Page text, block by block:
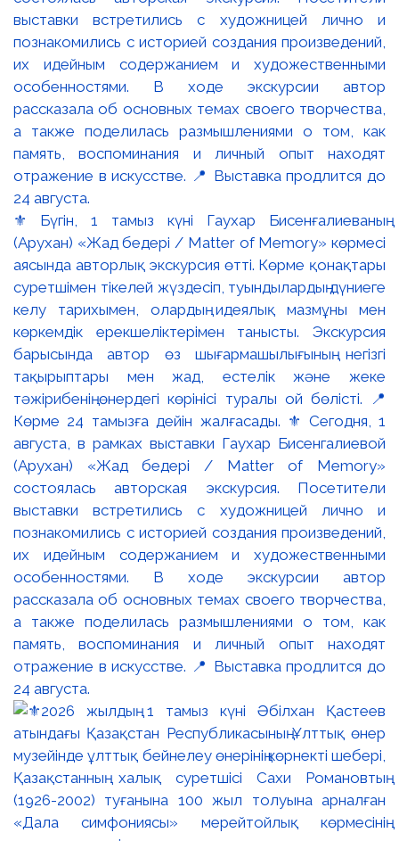
⚜️ Бүгін, 1 тамыз күні Гаухар Бисенғалиеваның
(Арухан) «Жад бедері / Matter of Memory» көрмесі
аясында авторлық экскурсия өтті. Көрме қонақтары
суретшімен тікелей жүздесіп, туындылардың дүниеге
келу тарихымен, олардың идеялық мазмұны мен
көркемдік ерекшеліктерімен танысты. Экскурсия
барысында автор өз шығармашылығының негізгі
тақырыптары мен жад, естелік және жеке
тәжірибенің өнердегі көрінісі туралы ой бөлісті. 📍
Көрме 24 тамызға дейін жалғасады. ⚜️ Сегодня, 1
августа, в рамках выставки Гаухар Бисенгалиевой
(Арухан) «Жад бедері / Matter of Memory»
состоялась авторская экскурсия. Посетители
выставки встретились с художницей лично и
познакомились с историей создания произведений,
их идейным содержанием и художественными
особенностями. В ходе экскурсии автор
рассказала об основных темах своего творчества,
а также поделилась размышлениями о том, как
память, воспоминания и личный опыт находят
отражение в искусстве. 📍 Выставка продлится до
24 августа.